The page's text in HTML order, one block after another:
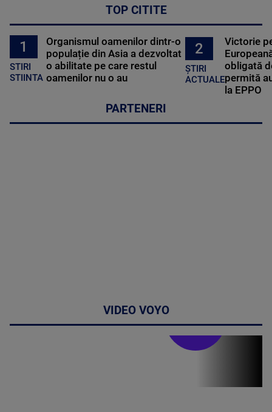
TOP CITITE
1
STIRI
STIINTA
Organismul oamenilor dintr-o
populație din Asia a dezvoltat
o abilitate pe care restul
oamenilor nu o au
2
ȘTIRI
ACTUALE
Victorie
obligată
permită
la EPPO
PARTENERI
VIDEO VOYO